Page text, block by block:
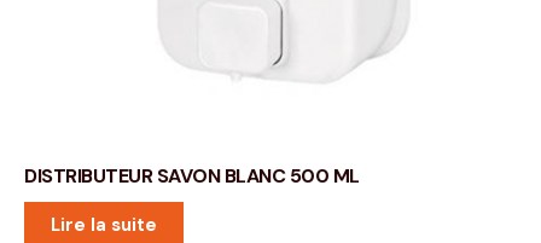
DISTRIBUTEUR SAVON BLANC 500 ML
Lire la suite